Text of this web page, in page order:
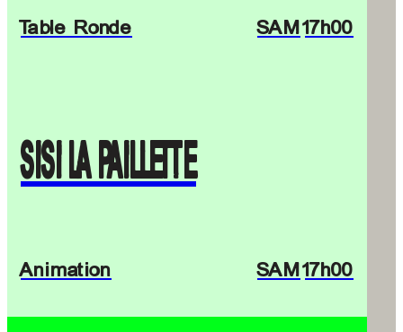
Table Ronde SAM 17h00
SISI LA PAILLETTE
Animation SAM 17h00